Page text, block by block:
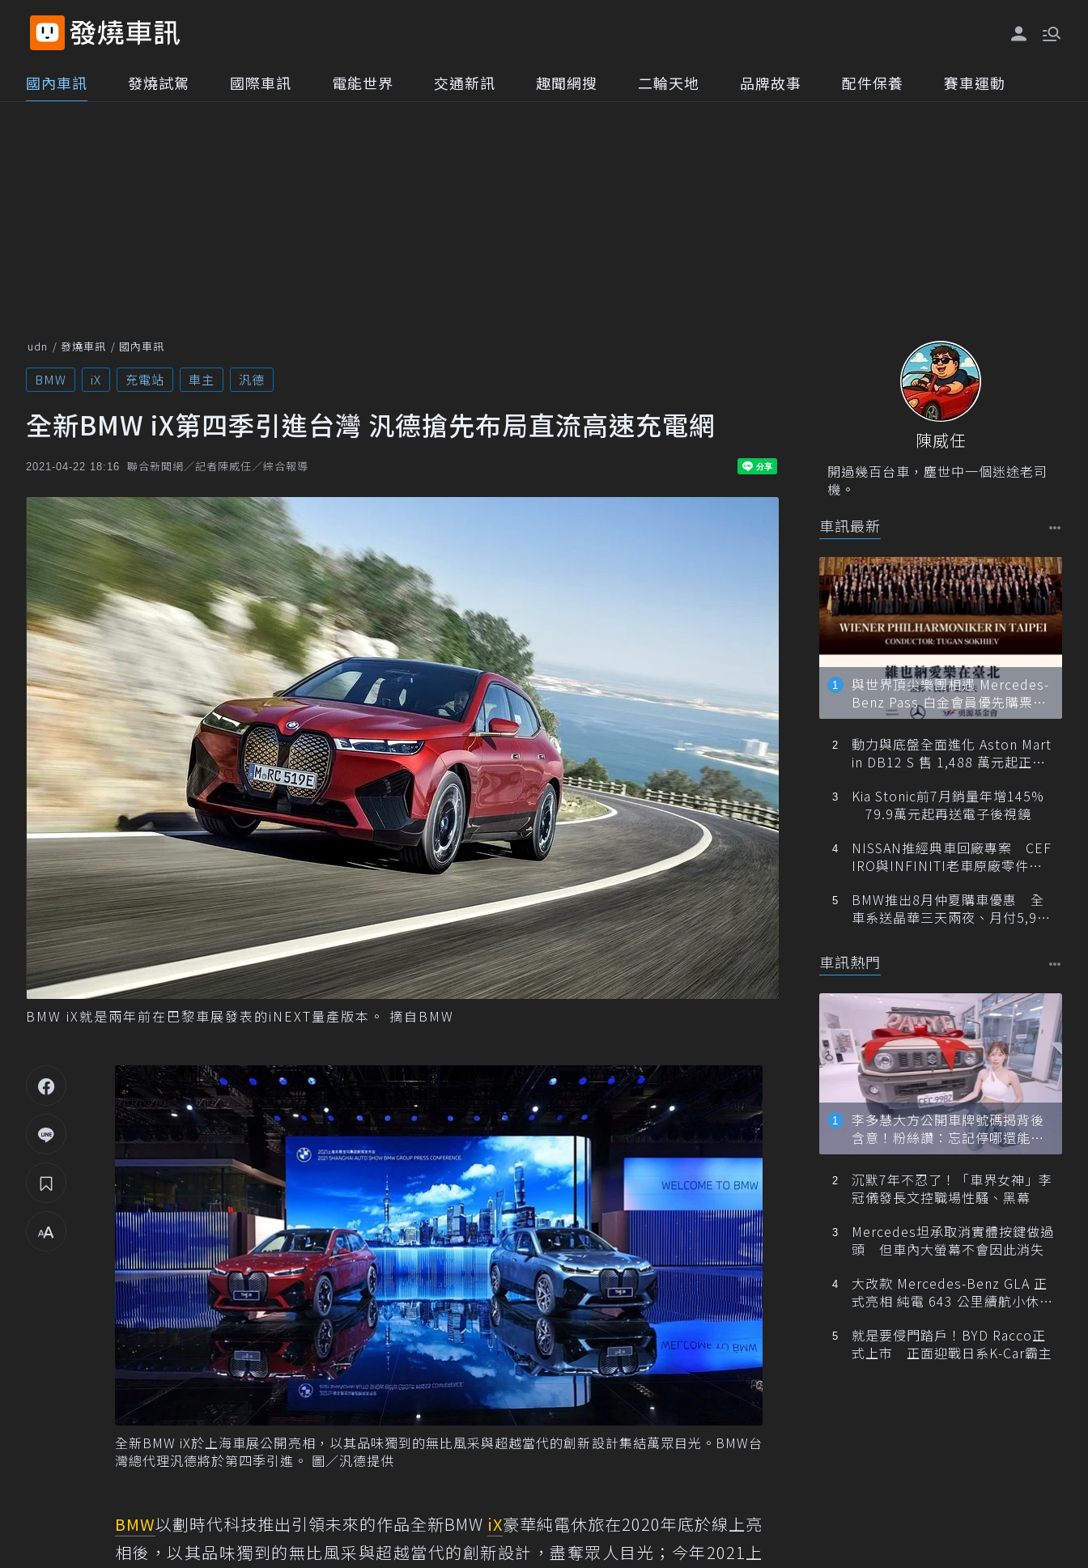
國內車訊 發燒試駕 國際車訊 電能世界 交通新訊 趣聞網搜 二輪天地 品牌故事 配件保養 賽車運動
udn 發燒車訊 國內車訊
BMW iX 充電站 車主 汎德
全新BMW iX第四季引進台灣 汎德搶先布局直流高速充電網
2021-04-22 18:16 聯合新聞網／記者陳威任／綜合報導
BMW iX就是兩年前在巴黎車展發表的iNEXT量產版本。 摘自BMW
全新BMW iX於上海車展公開亮相，以其品味獨到的無比風采與超越當代的創新設計集結萬眾目光。BMW台
灣總代理汎德將於第四季引進。 圖／汎德提供
BMW以劃時代科技推出引領未來的作品全新BMW iX豪華純電休旅在2020年底於線上亮
相後，以其品味獨到的無比風采與超越當代的創新設計，盡奪眾人目光；今年2021上
陳威任
開過幾百台車，塵世中一個迷途老司
機。
車訊最新
與世界頂尖樂團相遇 Mercedes-
Benz Pass 白金會員優先購票維
也納愛樂
動力與底盤全面進化 Aston Mart
in DB12 S 售 1,488 萬元起正式
Kia Stonic前7月銷量年增145%
79.9萬元起再送電子後視鏡
NISSAN推經典車回廠專案 CEF
IRO與INFINITI老車原廠零件最
BMW推出8月仲夏購車優惠 全
車系送晶華三天兩夜、月付5,900
車訊熱門
李多慧大方公開車牌號碼揭背後
含意！粉絲讚：忘記停哪還能幫
忙找車
沉默7年不忍了！「車界女神」李
冠儀發長文控職場性騷、黑幕
Mercedes坦承取消實體按鍵做過
頭 但車內大螢幕不會因此消失
大改款 Mercedes-Benz GLA 正
式亮相 純電 643 公里續航小休
就是要侵門踏戶！BYD Racco正
式上市 正面迎戰日系K-Car霸主